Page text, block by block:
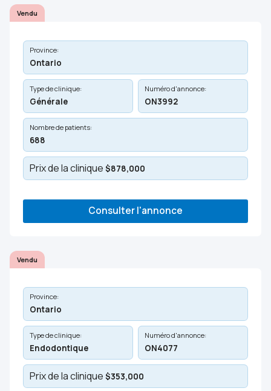
Vendu
Province:
Ontario
Type de clinique:
Générale
Numéro d'annonce:
ON3992
Nombre de patients:
688
Prix de la clinique $878,000
Consulter l'annonce
Vendu
Province:
Ontario
Type de clinique:
Endodontique
Numéro d'annonce:
ON4077
Prix de la clinique $353,000